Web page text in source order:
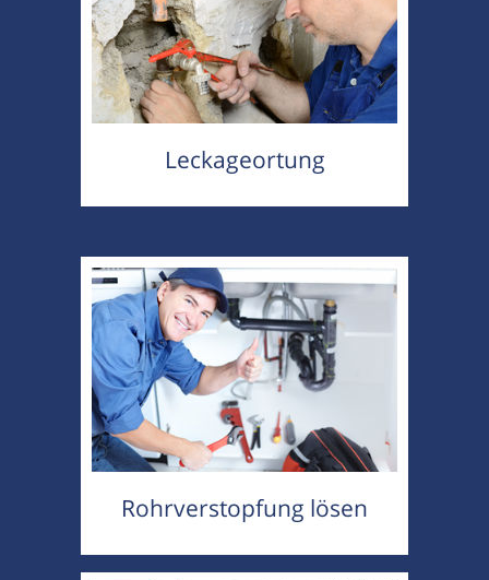
Leckageortung
Rohrverstopfung lösen